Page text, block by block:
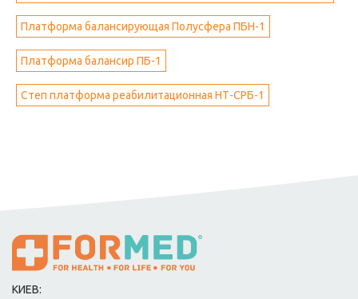
Платформа балансирующая Полусфера ПБН-1
Платформа балансир ПБ-1
Степ платформа реабилитационная НТ-СРБ-1
КИЕВ: